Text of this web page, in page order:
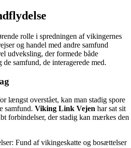
rolle i spredningen af vikingernes
og handel med andre samfund
udveksling, der formede både
samfund, de interagerede med.
længst overstået, kan man stadig spore
samfund. Viking Link Vejen har sat sit
forbindelser, der stadig kan mærkes den
Fund af vikingeskatte og bosættelser